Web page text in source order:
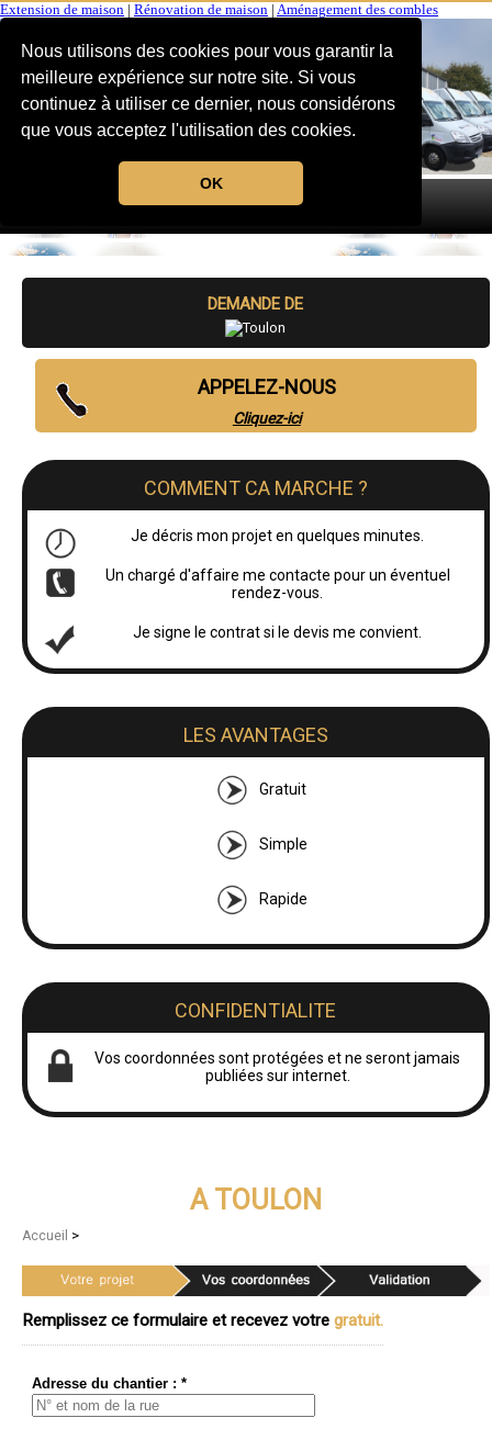
Nous utilisons des cookies pour vous garantir la
meilleure expérience sur notre site. Si vous
continuez à utiliser ce dernier, nous considérons
que vous acceptez l'utilisation des cookies.
OK
Extension de maison Rénovation de maison Aménagement des combles
MENU
DEMANDE DE
APPELEZ-NOUS
Cliquez-ici
COMMENT CA MARCHE ?
Je décris mon projet en quelques minutes.
Un chargé d'affaire me contacte pour un éventuel
rendez-vous.
Je signe le contrat si le devis me convient.
LES AVANTAGES
Gratuit
Simple
Rapide
CONFIDENTIALITE
Vos coordonnées sont protégées et ne seront jamais
publiées sur internet.
A TOULON
Accueil >
Remplissez ce formulaire et recevez votre gratuit.
Adresse du chantier : *